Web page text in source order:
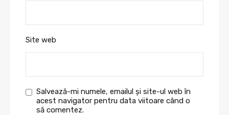
Site web
Salvează-mi numele, emailul și site-ul web în
acest navigator pentru data viitoare când o
să comentez.